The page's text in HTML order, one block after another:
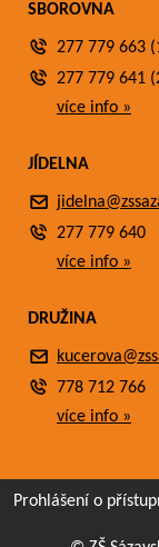
SBOROVNA
277 779 663
277 779 641
více info »
JÍDELNA
277 779 640
více info »
DRUŽINA
778 712 766
více info »
Prohlášení o